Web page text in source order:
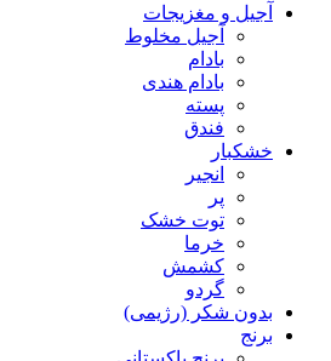
آجیل و مغزیجات
آجیل مخلوط
بادام
بادام هندی
پسته
فندق
خشکبار
انجیر
پر
توت خشک
خرما
کشمش
گردو
بدون شکر (رژیمی)
برنج